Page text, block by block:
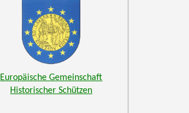
Europäische Gemeinschaft
Historischer Schützen